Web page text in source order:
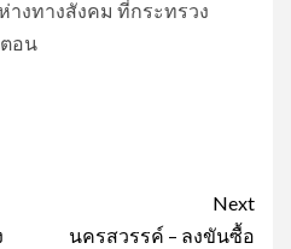
างทางสังคม ที่กระทรวง
อน
Next
นครสวรรค์ – ลงขันซื้อ